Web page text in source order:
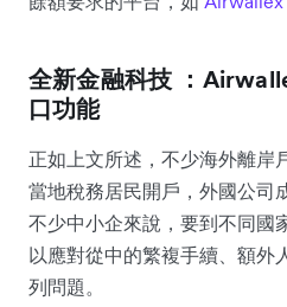
全新金融科技 ：
口功能
正如上文所述，不少海外離岸
當地稅務居民開戶，外國公司
不少中小企來說，要到不同國
以應對從中的繁複手續、額外
列問題。